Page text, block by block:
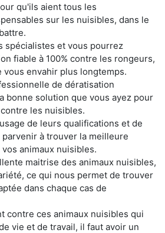
qu'ils aient tous les
sur les nuisibles, dans le
spécialistes et vous pourrez
fiable à 100% contre les rongeurs,
vous envahir plus longtemps.
de dératisation
bonne solution que vous ayez pour
les nuisibles.
de leurs qualifications et de
à trouver la meilleure
animaux nuisibles.
maitrise des animaux nuisibles,
ce qui nous permet de trouver
dans chaque cas de
contre ces animaux nuisibles qui
vie et de travail, il faut avoir un